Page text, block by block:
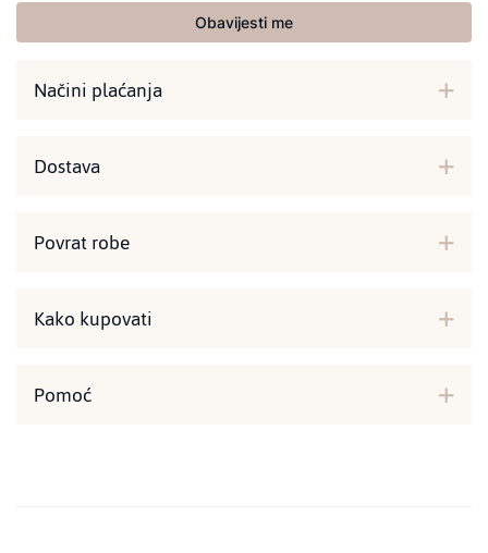
Obavijesti me
Načini plaćanja
Dostava
Povrat robe
Kako kupovati
Pomoć